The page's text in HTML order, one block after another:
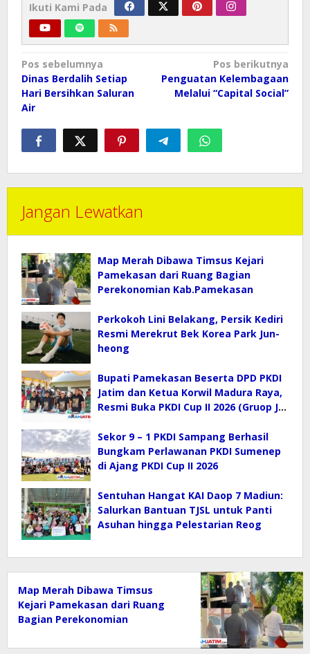
Ikuti Kami Pada
Navigasi
pos
Pos sebelumnya
Dinas Berdalih Setiap
Hari Bersihkan Saluran
Air
Pos berikutnya
Penguatan Kelembagaan
Melalui “Capital Social”
Jangan Lewatkan
Map Merah Dibawa Timsus Kejari
Pamekasan dari Ruang Bagian
Perekonomian Kab.Pamekasan
Perkokoh Lini Belakang, Persik Kediri
Resmi Merekrut Bek Korea Park Jun-
heong
Bupati Pamekasan Beserta DPD PKDI
Jatim dan Ketua Korwil Madura Raya,
Resmi Buka PKDI Cup II 2026 (Gruop J)
Sekor 9 – 1 PKDI Sampang Berhasil
Bungkam Perlawanan PKDI Sumenep
di Ajang PKDI Cup II 2026
Sentuhan Hangat KAI Daop 7 Madiun:
Salurkan Bantuan TJSL untuk Panti
Asuhan hingga Pelestarian Reog
Map Merah Dibawa Timsus
Kejari Pamekasan dari Ruang
Bagian Perekonomian